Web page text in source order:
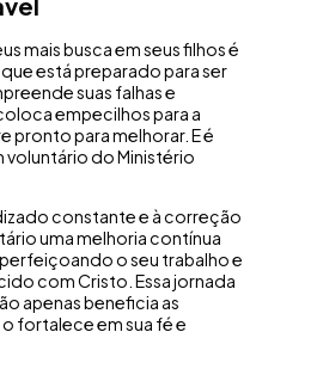
mais busca em seus filhos é
está preparado para ser
suas falhas e
empecilhos para a
pronto para melhorar. E é
do Ministério
constante e à correção
uma melhoria contínua
o seu trabalho e
com Cristo. Essa jornada
apenas beneficia as
fortalece em sua fé e